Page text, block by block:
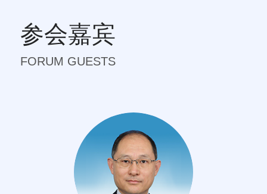
参会嘉宾
FORUM GUESTS